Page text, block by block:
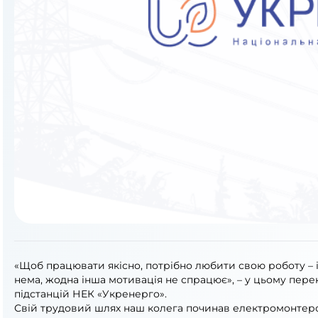
«Щоб працювати якісно, потрібно любити свою роботу –
нема, жодна інша мотивація не спрацює», – у цьому
підстанцій НЕК «Укренерго».
Свій трудовий шлях наш колега починав